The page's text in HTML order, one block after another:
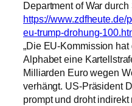
Department of War durch
https://
eu-trump-drohung-
„Die EU-Kommission
Alphabet eine
Milliarden Euro wegen
verhängt. US-Präsident
prompt und droht